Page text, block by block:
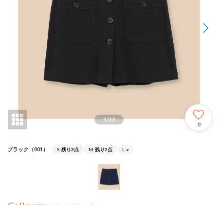
1/23
0
ブラック（001） S 残り3点 M 残り2点 L ○